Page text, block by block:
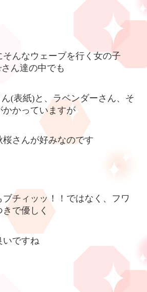
んなウェーブを行く女の子
さん達の中でも
(表紙)と、ラベンダーさん、そ
かっていますが
さんが好みなのです
チィッッ！！ではなく、フワ
で優しく
いですね